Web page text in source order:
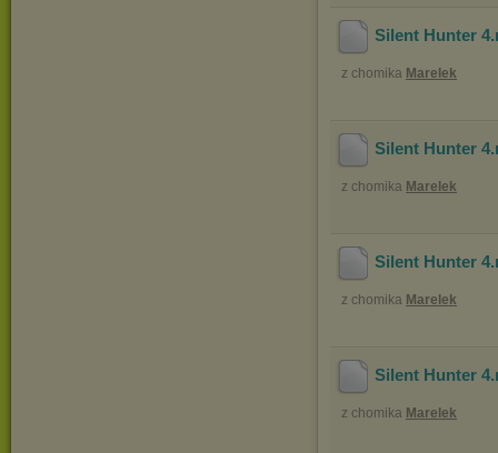
Silent Hunter 4
z chomika Marelek
Silent Hunter 4
z chomika Marelek
Silent Hunter 4
z chomika Marelek
Silent Hunter 4
z chomika Marelek